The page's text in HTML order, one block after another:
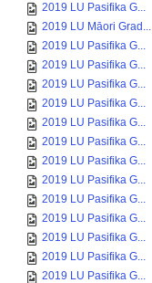
2019 LU Pasifika G...
2019 LU Māori Grad...
2019 LU Pasifika G...
2019 LU Pasifika G...
2019 LU Pasifika G...
2019 LU Pasifika G...
2019 LU Pasifika G...
2019 LU Pasifika G...
2019 LU Pasifika G...
2019 LU Pasifika G...
2019 LU Pasifika G...
2019 LU Pasifika G...
2019 LU Pasifika G...
2019 LU Pasifika G...
2019 LU Pasifika G...